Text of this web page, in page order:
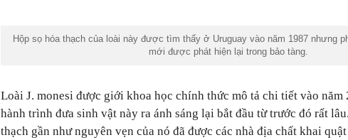
Hộp sọ hóa thạch của loài này được tìm thấy ở Uruguay vào năm 1987 nhưng
mới được phát hiện lại trong bảo tàng.
Loài J. monesi được giới khoa học chính thức mô tả chi tiết vào năm
hành trình đưa sinh vật này ra ánh sáng lại bắt đầu từ trước đó rất
thạch gần như nguyên vẹn của nó đã được các nhà địa chất khai